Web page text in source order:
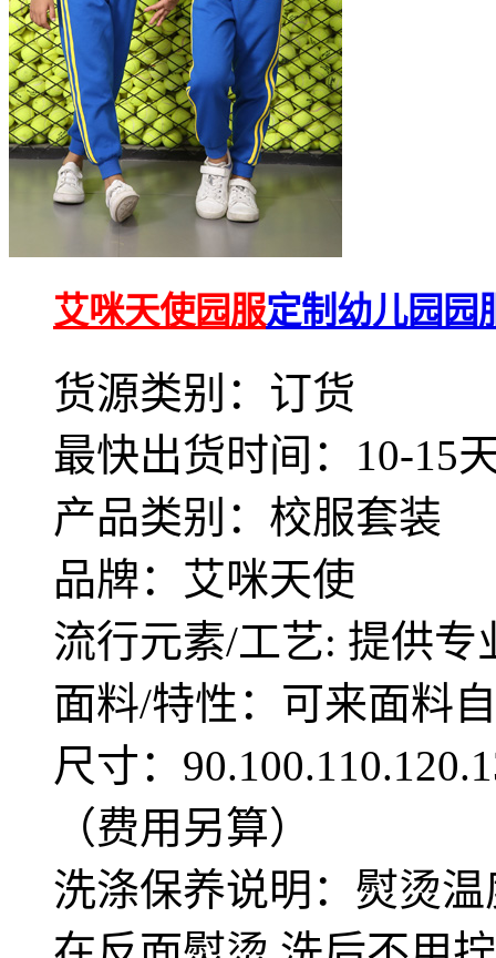
艾咪天使园服定制幼儿园园
货源类别：订货
最快出货时间：10-15
产品类别：校服套装
品牌：艾咪天使
流行元素/工艺: 提供专
面料/特性：可来面料
尺寸：
（费用另算）
洗涤保养说明：熨烫